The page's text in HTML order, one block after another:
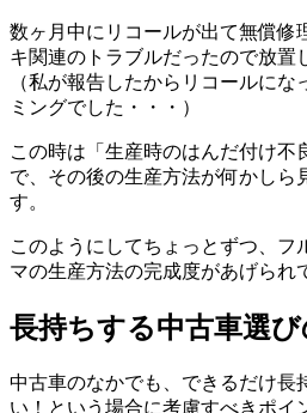
数ヶ月中にリコールが出て無償修
キ関連のトラブルだったので放置
（私が報告したからリコールに
ミングでした・・・）
この時は「生産時のはんだ付け不
で、その後の生産方法が何かしら
す。
このようにしてちょっとずつ、フ
マの生産方法の完成度があげられ
長持ちする中古車選
中古車のなかでも、できるだけ長
い！という場合に考慮すべきポイ